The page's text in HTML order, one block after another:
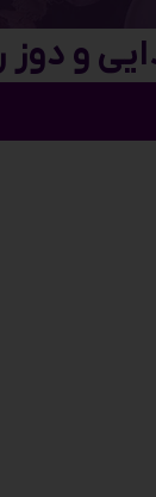
و دوز